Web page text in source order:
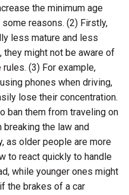
the minimum age
reasons. (2) Firstly,
less mature and less
might not be aware of
(3) For example,
phones when driving,
lose their concentration.
ban them from traveling on
the law and
as older people are more
to react quickly to handle
while younger ones might
the brakes of a car